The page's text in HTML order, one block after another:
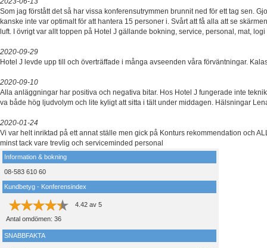
Som jag förstått det så har vissa konferensutrymmen brunnit ned för ett tag sen.
kanske inte var optimalt för att hantera 15 personer i. Svårt att få alla att se
luft. I övrigt var allt toppen på Hotel J gällande bokning, service, personal, mat, logi
2020-09-29
Hotel J levde upp till och överträffade i många avseenden våra förväntningar.
2020-09-10
Alla anläggningar har positiva och negativa bitar. Hos Hotel J fungerade inte
va både hög ljudvolym och lite kyligt att sitta i tält under middagen. Hälsningar
2020-01-24
Vi var helt inriktad på ett annat ställe men gick på Konturs rekommendation och
minst tack vare trevlig och serviceminded personal
Information & bokning
08-583 610 60
Kundbetyg - Konferensindex
4.42 av 5
Antal omdömen: 36
SNABBFAKTA